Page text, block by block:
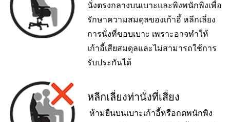
นั่งตรงกลางบนเบาะและพิงพนักพิงเพื่อ
รักษาความสมดุลของเก้าอี้ หลีกเลี่ยง
การนั่งที่ขอบเบาะ เพราะอาจทำให้
เก้าอี้เสียสมดุลและไม่สามารถใช้การ
รับประกันได้
หลีกเลี่ยงท่านั่งที่เสี่ยง
ห้ามยืนบนเบาะเก้าอี้หรือกดพนักพิง